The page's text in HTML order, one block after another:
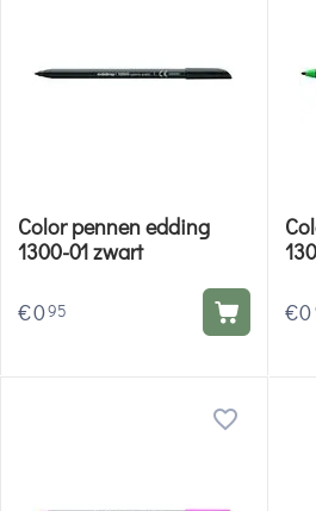
Color pennen edding
1300-01 zwart
€095 €0